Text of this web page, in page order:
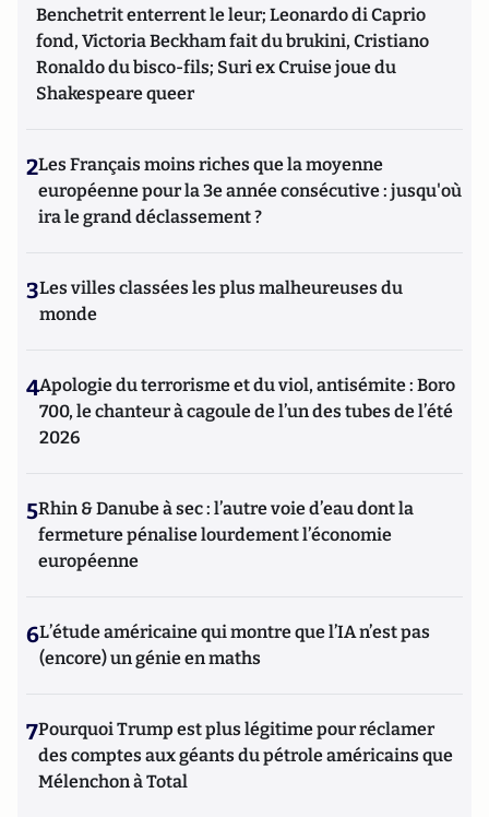
Benchetrit enterrent le leur; Leonardo di Caprio
fond, Victoria Beckham fait du brukini, Cristiano
Ronaldo du bisco-fils; Suri ex Cruise joue du
Shakespeare queer
2Les Français moins riches que la moyenne
européenne pour la 3e année consécutive : jusqu'où
ira le grand déclassement ?
3Les villes classées les plus malheureuses du
monde
4Apologie du terrorisme et du viol, antisémite : Boro
700, le chanteur à cagoule de l’un des tubes de l’été
2026
5Rhin & Danube à sec : l’autre voie d’eau dont la
fermeture pénalise lourdement l’économie
européenne
6L’étude américaine qui montre que l’IA n’est pas
(encore) un génie en maths
7Pourquoi Trump est plus légitime pour réclamer
des comptes aux géants du pétrole américains que
Mélenchon à Total